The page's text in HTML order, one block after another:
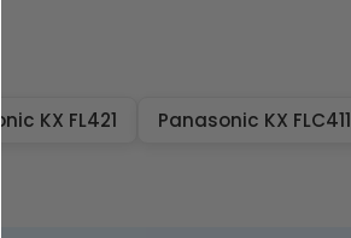
KX FL421
Panasonic KX FLC411